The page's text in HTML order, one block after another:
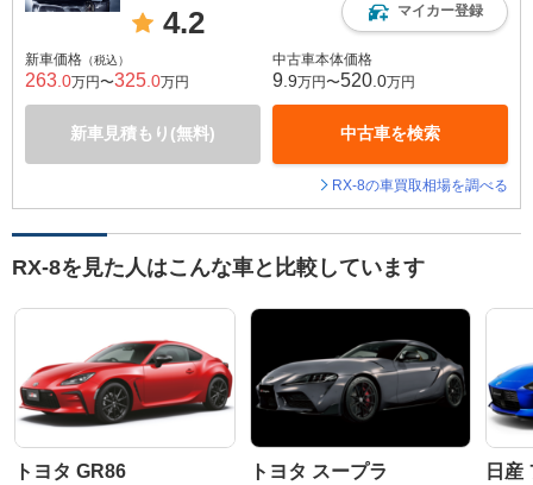
4.2 マイカー登録
新車価格 （税込）
263 .0万円〜325 .0万円
新車見積もり(無料)
中古車本体価格
9 .9万円〜520 .0万円
中古車を検索
RX-8の車買取相場を調べる
RX-8を見た人はこんな車と比較しています
トヨタ GR86 トヨタ スープラ 日産